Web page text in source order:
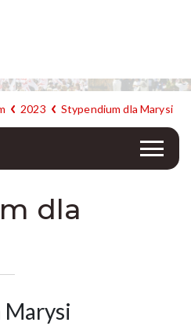
2023 Stypendium dla Marysi
dla
Marysi